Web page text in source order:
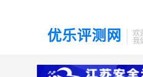
优乐评测网
欢
我